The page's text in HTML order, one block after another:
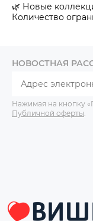
🌿 Новые
Количество
НОВОСТНАЯ
Нажимая на кнопку
Публичной оферты